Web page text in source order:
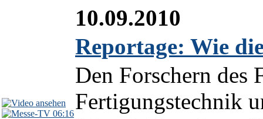
06:16
10.09.2010
Reportage: Wie
Den Forschern des
Fertigungstechnik